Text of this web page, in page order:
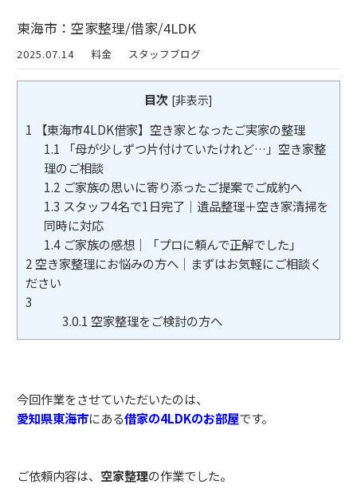
東海市：空家整理/借家/4LDK
2025.07.14 料金 スタッフブログ
目次 [非表示]
1 【東海市4LDK借家】空き家となったご実家の整理
1.1 「母が少しずつ片付けていたけれど…」空き家整
理のご相談
1.2 ご家族の思いに寄り添ったご提案でご成約へ
1.3 スタッフ4名で1日完了｜遺品整理＋空き家清掃を
同時に対応
1.4 ご家族の感想｜「プロに頼んで正解でした」
2 空き家整理にお悩みの方へ｜まずはお気軽にご相談く
ださい
3
3.0.1 空家整理をご検討の方へ
今回作業をさせていただいたのは、
愛知県東海市にある借家の4LDKのお部屋です。
ご依頼内容は、 空家整理の作業でした。